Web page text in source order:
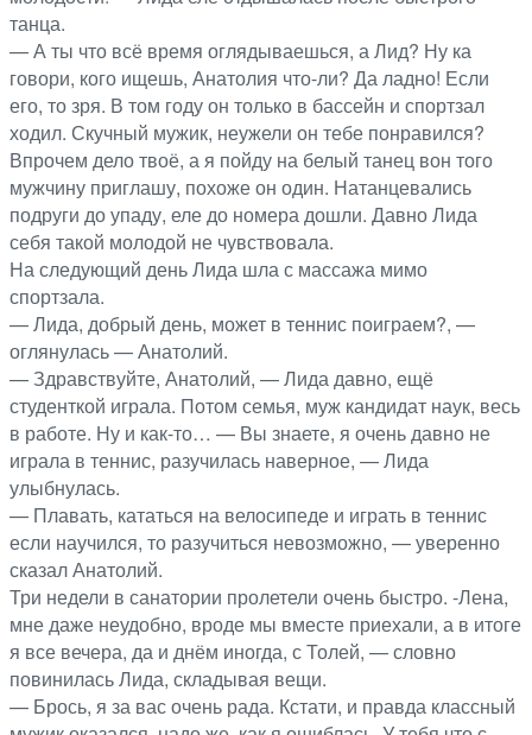
танца.
— А ты что всё время оглядываешься, а Лид? Ну ка
говори, кого ищешь, Анатолия что-ли? Да ладно! Если
его, то зря. В том году он только в бассейн и спортзал
ходил. Скучный мужик, неужели он тебе понравился?
Впрочем дело твоё, а я пойду на белый танец вон того
мужчину приглашу, похоже он один. Натанцевались
подруги до упаду, еле до номера дошли. Давно Лида
себя такой молодой не чувствовала.
На следующий день Лида шла с массажа мимо
спортзала.
— Лида, добрый день, может в теннис поиграем?, —
оглянулась — Анатолий.
— Здравствуйте, Анатолий, — Лида давно, ещё
студенткой играла. Потом семья, муж кандидат наук, весь
в работе. Ну и как-то… — Вы знаете, я очень давно не
играла в теннис, разучилась наверное, — Лида
улыбнулась.
— Плавать, кататься на велосипеде и играть в теннис
если научился, то разучиться невозможно, — уверенно
сказал Анатолий.
Три недели в санатории пролетели очень быстро. -Лена,
мне даже неудобно, вроде мы вместе приехали, а в итоге
я все вечера, да и днём иногда, с Толей, — словно
повинилась Лида, складывая вещи.
— Брось, я за вас очень рада. Кстати, и правда классный